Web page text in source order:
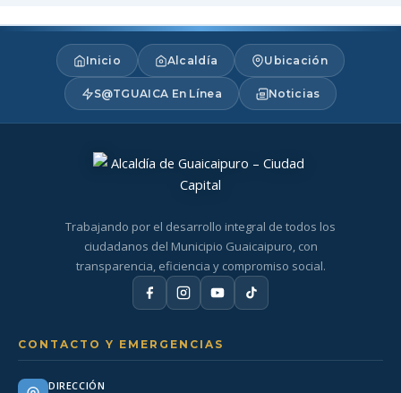
Inicio Alcaldía Ubicación
S@TGUAICA En Línea Noticias
Trabajando por el desarrollo integral de todos los
ciudadanos del Municipio Guaicaipuro, con
transparencia, eficiencia y compromiso social.
CONTACTO Y EMERGENCIAS
DIRECCIÓN